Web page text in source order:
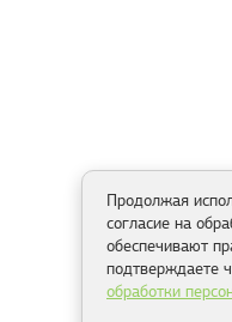
Продолжая
согласие на
обеспечивают
подтверждаете
обработки